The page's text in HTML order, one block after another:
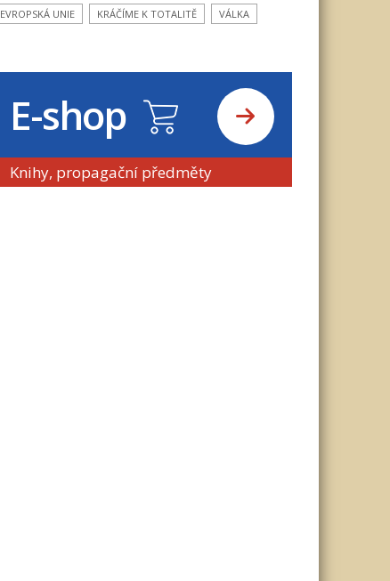
EVROPSKÁ UNIE KRÁČÍME K TOTALITĚ VÁLKA
E-shop
Knihy, propagační předměty